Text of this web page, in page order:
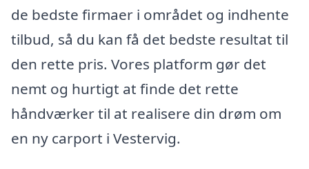
de bedste firmaer i området og indhente
tilbud, så du kan få det bedste resultat til
den rette pris. Vores platform gør det
nemt og hurtigt at finde det rette
håndværker til at realisere din drøm om
en ny carport i Vestervig.